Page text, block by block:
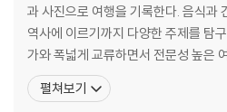
황하 발원지를 찾아서
허란산 암각화, 흉노의 흔적인가
대당 제국의 시원―탁발선비 알선동
타이항산 여덟 개의 지레목
과 사진으로 여행을 기록한다. 음식과
역사에 이르기까지 다양한 주제를 탐
가와 폭넓게 교류하면서 전문성 높은
터는 코로나19로 인해 국내에 머무르
문화와 바다의 역사와 관련된 역사와
펼쳐보기